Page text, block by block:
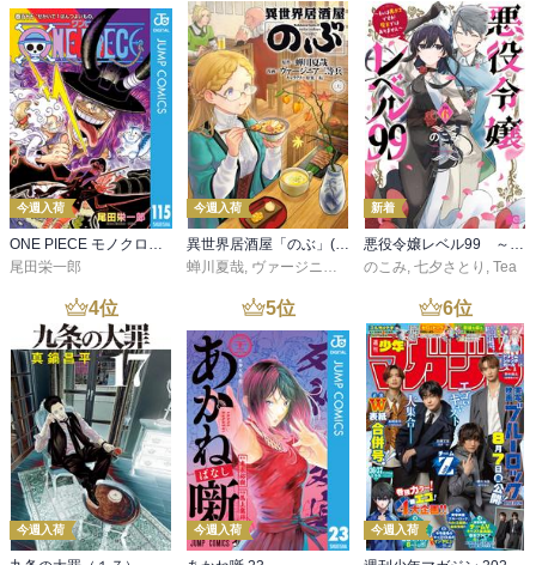
今週入荷
ONE PIECE モノクロ版 115
尾田栄一郎
今週入荷
異世界居酒屋「のぶ」(22)
蝉川夏哉, ヴァージニア二等兵 ,転
新着
悪役令嬢レベル99 ～私は裏ボスですが魔王ではありません～ その６
のこみ, 七夕さとり , Tea
4位
今週入荷
5位
今週入荷
6位
今週入荷